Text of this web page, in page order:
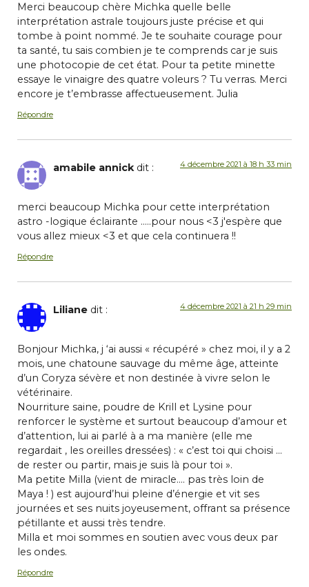
Merci beaucoup chère Michka quelle belle
interprétation astrale toujours juste précise et qui
tombe à point nommé. Je te souhaite courage pour
ta santé, tu sais combien je te comprends car je suis
une photocopie de cet état. Pour ta petite minette
essaye le vinaigre des quatre voleurs ? Tu verras. Merci
encore je t’embrasse affectueusement. Julia
Répondre
amabile annick dit : 4 décembre 2021 à 18 h 33 min
merci beaucoup Michka pour cette interprétation
astro -logique éclairante …..pour nous <3 j'espère que
vous allez mieux <3 et que cela continuera !!
Répondre
Liliane dit : 4 décembre 2021 à 21 h 29 min
Bonjour Michka, j ‘ai aussi « récupéré » chez moi, il y a 2
mois, une chatoune sauvage du même âge, atteinte
d’un Coryza sévère et non destinée à vivre selon le
vétérinaire.
Nourriture saine, poudre de Krill et Lysine pour
renforcer le système et surtout beaucoup d’amour et
d’attention, lui ai parlé à a ma manière (elle me
regardait , les oreilles dressées) : « c’est toi qui choisi …
de rester ou partir, mais je suis là pour toi ».
Ma petite Milla (vient de miracle…. pas très loin de
Maya ! ) est aujourd’hui pleine d’énergie et vit ses
journées et ses nuits joyeusement, offrant sa présence
pétillante et aussi très tendre.
Milla et moi sommes en soutien avec vous deux par
les ondes.
Répondre